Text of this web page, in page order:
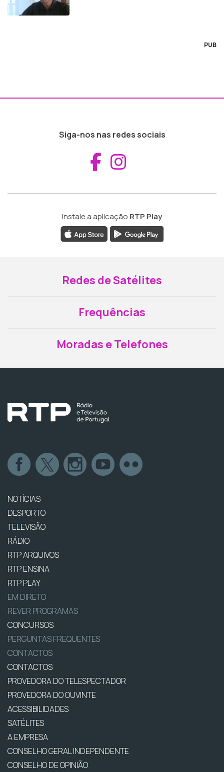
PUB
Siga-nos nas redes sociais
Aceder ao
Instale a aplicação RTP Play
Redes de Satélites
Frequências
Moradas e Telefones
NOTÍCIAS
DESPORTO
TELEVISÃO
RÁDIO
RTP ARQUIVOS
RTP ENSINA
RTP PLAY
EM DIRETO
REVER PROGRAMAS
CONCURSOS
PERGUNTAS FREQUENTES
CONTACTOS
CONTACTOS
PROVEDORA DO TELESPECTADOR
PROVEDORA DO OUVINTE
ACESSIBILIDADES
SATÉLITES
A EMPRESA
CONSELHO GERAL INDEPENDENTE
CONSELHO DE OPINIÃO